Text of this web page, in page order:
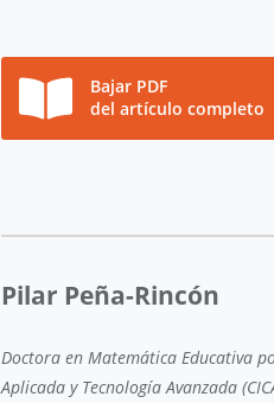
Bajar PDF
del artículo completo
Pilar Peña-Rincón
Doctora en Matemática Educativa
Aplicada y Tecnología Avanzada